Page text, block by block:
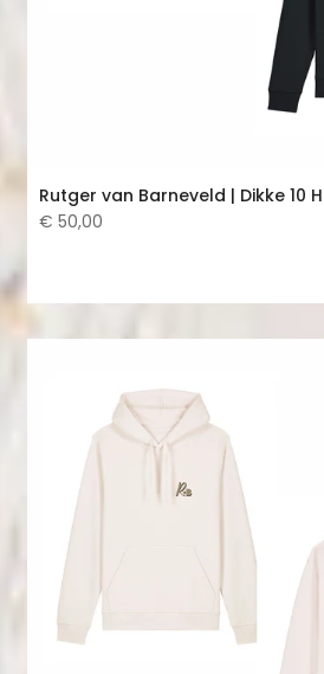
Rutger van Barneveld | Dikke 10
€ 50,00